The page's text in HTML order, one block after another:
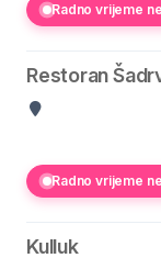
Radno vrijeme
Restoran
Radno vrijeme
Kulluk